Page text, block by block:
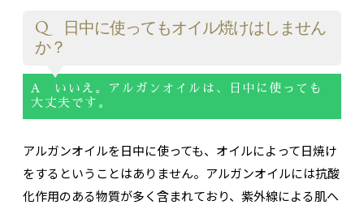
Q 日中に使ってもオイル焼けはしません
か？
A いいえ。アルガンオイルは、日中に使っても
大丈夫です。
アルガンオイルを日中に使っても、オイルによって日焼け
をするということはありません。アルガンオイルには抗酸
化作用のある物質が多く含まれており、紫外線による肌へ